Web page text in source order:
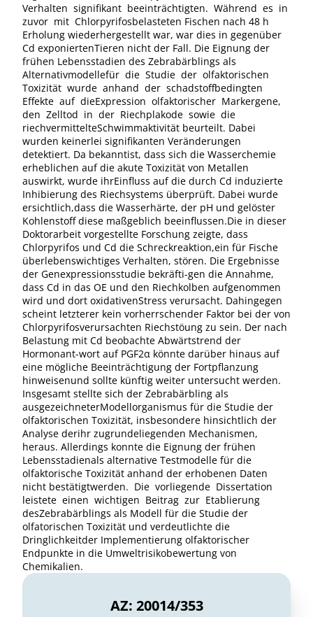
Verhalten signifikant beeinträchtigten. Während es in
zuvor mit Chlorpyrifosbelasteten Fischen nach 48 h
Erholung wiederhergestellt war, war dies in gegenüber
Cd exponiertenTieren nicht der Fall. Die Eignung der
frühen Lebensstadien des Zebrabärblings als
Alternativmodellefür die Studie der olfaktorischen
Toxizität wurde anhand der schadstoffbedingten
Effekte auf dieExpression olfaktorischer Markergene,
den Zelltod in der Riechplakode sowie die
riechvermittelteSchwimmaktivität beurteilt. Dabei
wurden keinerlei signifikanten Veränderungen
detektiert. Da bekanntist, dass sich die Wasserchemie
erheblichen auf die akute Toxizität von Metallen
auswirkt, wurde ihrEinfluss auf die durch Cd induzierte
Inhibierung des Riechsystems überprüft. Dabei wurde
ersichtlich,dass die Wasserhärte, der pH und gelöster
Kohlenstoff diese maßgeblich beeinflussen.Die in dieser
Doktorarbeit vorgestellte Forschung zeigte, dass
Chlorpyrifos und Cd die Schreckreaktion,ein für Fische
überlebenswichtiges Verhalten, stören. Die Ergebnisse
der Genexpressionsstudie bekräfti-gen die Annahme,
dass Cd in das OE und den Riechkolben aufgenommen
wird und dort oxidativenStress verursacht. Dahingegen
scheint letzterer kein vorherrschender Faktor bei der von
Chlorpyrifosverursachten Riechstöung zu sein. Der nach
Belastung mit Cd beobachte Abwärtstrend der
Hormonant-wort auf PGF2α könnte darüber hinaus auf
eine mögliche Beeinträchtigung der Fortpflanzung
hinweisenund sollte künftig weiter untersucht werden.
Insgesamt stellte sich der Zebrabärbling als
ausgezeichneterModellorganismus für die Studie der
olfaktorischen Toxizität, insbesondere hinsichtlich der
Analyse derihr zugrundeliegenden Mechanismen,
heraus. Allerdings konnte die Eignung der frühen
Lebensstadienals alternative Testmodelle für die
olfaktorische Toxizität anhand der erhobenen Daten
nicht bestätigtwerden. Die vorliegende Dissertation
leistete einen wichtigen Beitrag zur Etablierung
desZebrabärblings als Modell für die Studie der
olfatorischen Toxizität und verdeutlichte die
Dringlichkeitder Implementierung olfaktorischer
Endpunkte in die Umweltrisikobewertung von
Chemikalien.
AZ: 20014/353